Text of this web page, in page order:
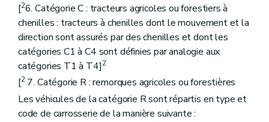
[26. Catégorie C : tracteurs agricoles ou forestiers à
chenilles : tracteurs à chenilles dont le mouvement et la
direction sont assurés par des chenilles et dont les
catégories C1 à C4 sont définies par analogie aux
catégories T1 à T4]2
[27. Catégorie R : remorques agricoles ou forestières
Les véhicules de la catégorie R sont répartis en type et
code de carrosserie de la manière suivante :